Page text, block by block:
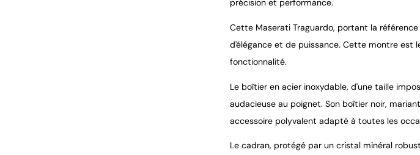
précision et performance.
Cette Maserati Traguardo, portant la
d'élégance et de puissance. Cette montre est
fonctionnalité.
Le boîtier en acier inoxydable, d'une taille
audacieuse au poignet. Son boîtier noir,
accessoire polyvalent adapté à toutes les
Le cadran, protégé par un cristal minéral